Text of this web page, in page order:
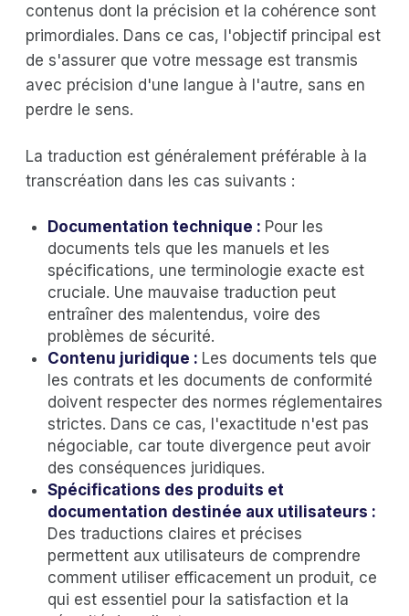
contenus dont la précision et la cohérence sont
primordiales. Dans ce cas, l'objectif principal est
de s'assurer que votre message est transmis
avec précision d'une langue à l'autre, sans en
perdre le sens.
La traduction est généralement préférable à la
transcréation dans les cas suivants :
Documentation technique : Pour les
documents tels que les manuels et les
spécifications, une terminologie exacte est
cruciale. Une mauvaise traduction peut
entraîner des malentendus, voire des
problèmes de sécurité.
Contenu juridique : Les documents tels que
les contrats et les documents de conformité
doivent respecter des normes réglementaires
strictes. Dans ce cas, l'exactitude n'est pas
négociable, car toute divergence peut avoir
des conséquences juridiques.
Spécifications des produits et
documentation destinée aux utilisateurs :
Des traductions claires et précises
permettent aux utilisateurs de comprendre
comment utiliser efficacement un produit, ce
qui est essentiel pour la satisfaction et la